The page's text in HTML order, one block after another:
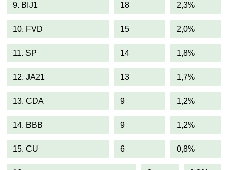
9. BIJ1 18 2,3%
10. FVD 15 2,0%
11. SP 14 1,8%
12. JA21 13 1,7%
13. CDA 9 1,2%
14. BBB 9 1,2%
15. CU 6 0,8%